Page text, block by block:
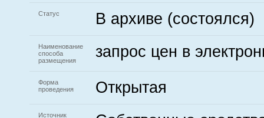
Статус В архиве (состоялся)
Наименование
способа
размещения
запрос цен в
Форма
проведения
Открытая
Источник